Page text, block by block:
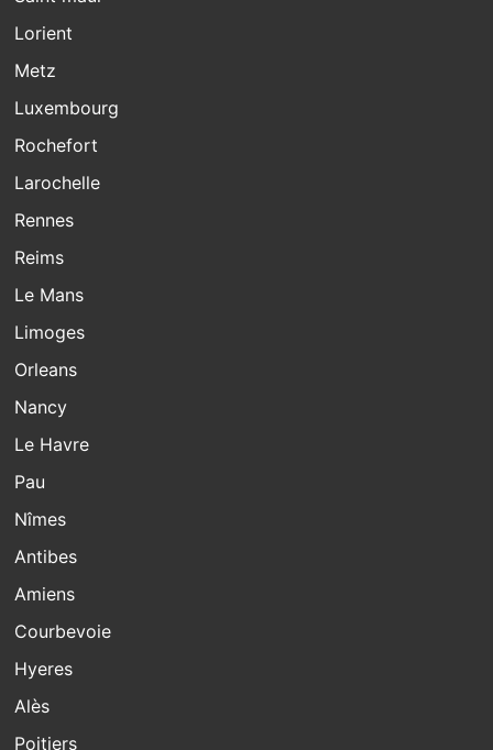
Lorient
Metz
Luxembourg
Rochefort
Larochelle
Rennes
Reims
Le Mans
Limoges
Orleans
Nancy
Le Havre
Pau
Nîmes
Antibes
Amiens
Courbevoie
Hyeres
Alès
Poitiers